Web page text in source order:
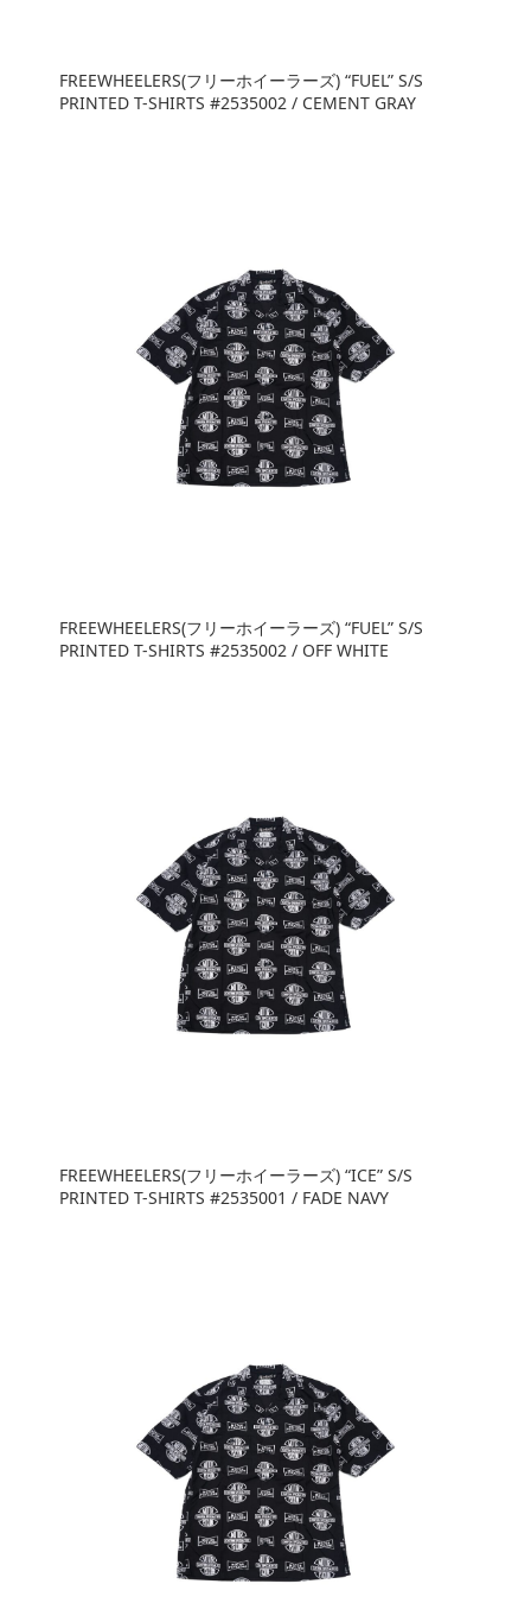
FREEWHEELERS(フリーホイーラーズ) “FUEL” S/S
PRINTED T-SHIRTS #2535002 / CEMENT GRAY
FREEWHEELERS(フリーホイーラーズ) “FUEL” S/S
PRINTED T-SHIRTS #2535002 / OFF WHITE
FREEWHEELERS(フリーホイーラーズ) “ICE” S/S
PRINTED T-SHIRTS #2535001 / FADE NAVY